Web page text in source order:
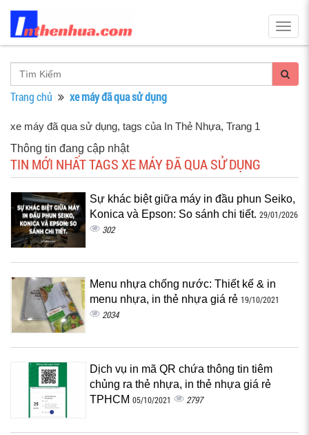
Trang chủ xe máy đã qua sử dụng
xe máy đã qua sử dụng, tags của In Thẻ Nhựa, Trang 1
Thông tin đang cập nhật
TIN MỚI NHẤT TAGS XE MÁY ĐÃ QUA SỬ DỤNG
Sự khác biệt giữa máy in đầu phun Seiko,
Konica và Epson: So sánh chi tiết. 29/01/2026
302
Menu nhựa chống nước: Thiết kế & in
menu nhựa, in thẻ nhựa giá rẻ 19/10/2021
2034
Dịch vụ in mã QR chứa thông tin tiêm
chủng ra thẻ nhựa, in thẻ nhựa giá rẻ
TPHCM 05/10/2021 2797